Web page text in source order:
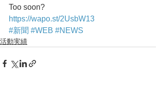
Too soon?
https://wapo.st/2UsbW13
#新聞 #WEB #NEWS
活動実績